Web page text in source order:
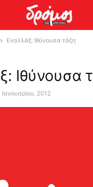
Εναλλάξ: Ιθύνουσα τάξη
Ιθύνουσα
Ιανουαρίου, 2012